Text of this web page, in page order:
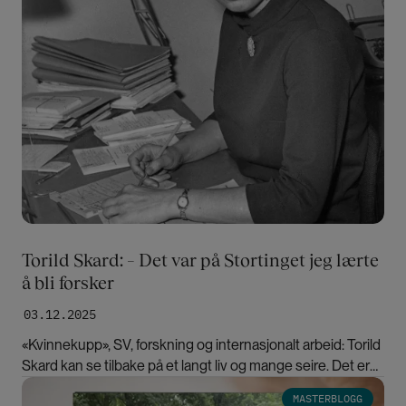
03.12.2025
Torild Skard: – Det var på Stortinget jeg lærte
å bli forsker
«Kvinnekupp», SV, forskning og internasjonalt arbeid: Torild
Skard kan se tilbake på et langt liv og mange seire. Det er
mye man kan få til hvis man ikke gir seg, sier hun.
Bilde
MASTERBLOGG